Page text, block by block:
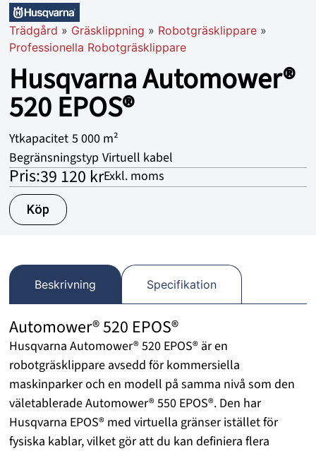
Trädgård » Gräsklippning » Robotgräsklippare »
Professionella Robotgräsklippare
Husqvarna Automower®
520 EPOS®
Ytkapacitet 5 000 m²
Begränsningstyp Virtuell kabel
Pris:39 120 krExkl. moms
Köp
Beskrivning Specifikation
Automower® 520 EPOS®
Husqvarna Automower® 520 EPOS® är en
robotgräsklippare avsedd för kommersiella
maskinparker och en modell på samma nivå som den
väletablerade Automower® 550 EPOS®. Den har
Husqvarna EPOS® med virtuella gränser istället för
fysiska kablar, vilket gör att du kan definiera flera